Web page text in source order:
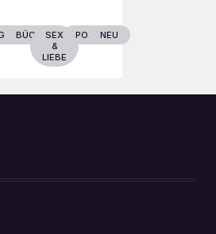
BÜCHERSEX
&
LIEBE
POLITIKNEU